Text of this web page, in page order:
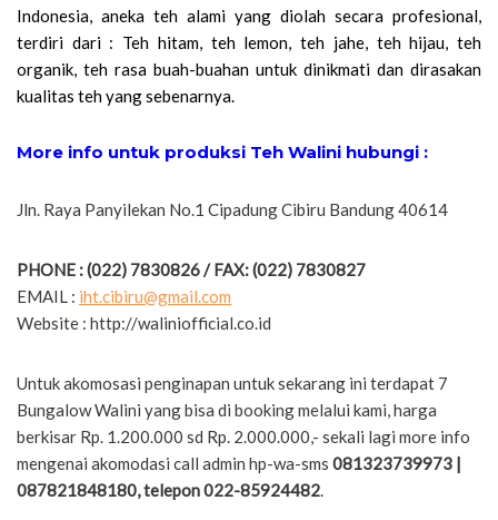
Indonesia, aneka teh alami yang diolah secara profesional,
terdiri dari : Teh hitam, teh lemon, teh jahe, teh hijau, teh
organik, teh rasa buah-buahan untuk dinikmati dan dirasakan
kualitas teh yang sebenarnya.
More info untuk produksi Teh Walini hubungi :
Jln. Raya Panyilekan No.1 Cipadung Cibiru Bandung 40614
PHONE : (022) 7830826 / FAX: (022) 7830827
EMAIL : iht.cibiru@gmail.com
Website : http://waliniofficial.co.id
Untuk akomosasi penginapan untuk sekarang ini terdapat 7
Bungalow Walini yang bisa di booking melalui kami, harga
berkisar Rp. 1.200.000 sd Rp. 2.000.000,- sekali lagi more info
mengenai akomodasi call admin hp-wa-sms 081323739973 |
087821848180, telepon 022-85924482.